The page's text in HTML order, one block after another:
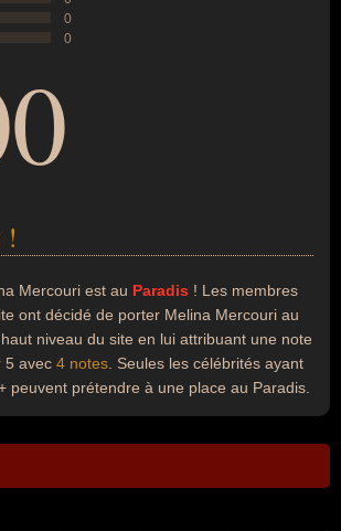
0
0
!
Mercouri est au Paradis ! Les membres
ont décidé de porter Melina Mercouri au
niveau du site en lui attribuant une note
5 avec 4 notes . Seules les célébrités ayant
peuvent prétendre à une place au Paradis.